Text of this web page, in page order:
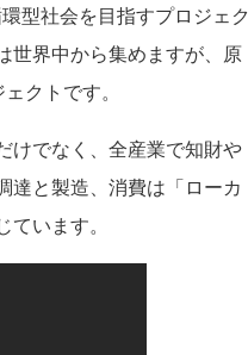
型社会を目指すプロジェク
世界中から集めますが、原
クトです。
けでなく、全産業で知財や
達と製造、消費は「ローカ
います。